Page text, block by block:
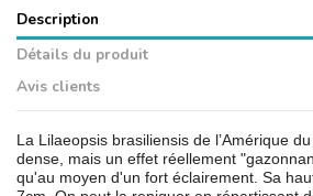
Description
Détails du produit
Avis clients
La Lilaeopsis brasiliensis de l’Amérique
dense, mais un effet réellement
qu'au moyen d'un fort éclairement. Sa